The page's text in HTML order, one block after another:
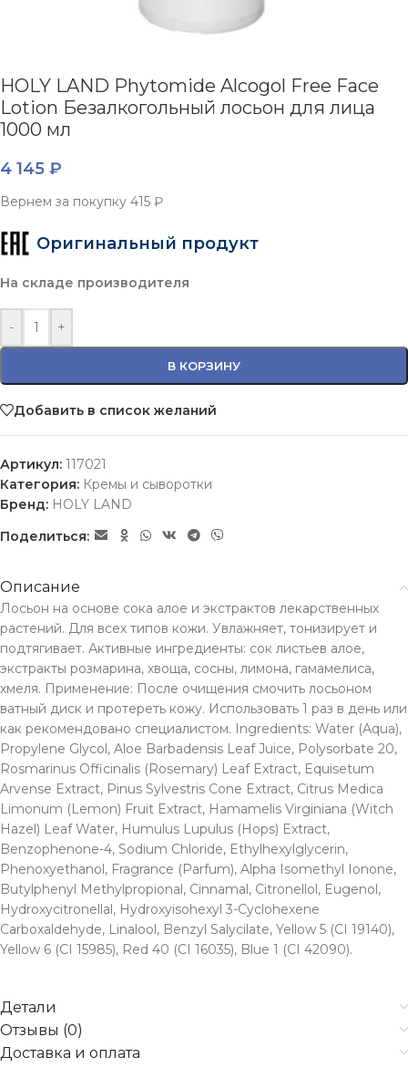
HOLY LAND Phytomide Alcogol Free Face
Lotion Безалкогольный лосьон для лица
1000 мл
4 145 ₽
Вернем за покупку 415 ₽
Оригинальный продукт
На складе производителя
- +
В КОРЗИНУ
Добавить в список желаний
Артикул: 117021
Категория: Кремы и сыворотки
Бренд: HOLY LAND
Поделиться:
Описание
Лосьон на основе сока алое и экстрактов лекарственных
растений. Для всех типов кожи. Увлажняет, тонизирует и
подтягивает. Активные ингредиенты: сок листьев алое,
экстракты розмарина, хвоща, сосны, лимона, гамамелиса,
хмеля. Применение: После очищения смочить лосьоном
ватный диск и протереть кожу. Использовать 1 раз в день или
как рекомендовано специалистом. Ingredients: Water (Aqua),
Propylene Glycol, Aloe Barbadensis Leaf Juice, Polysorbate 20,
Rosmarinus Officinalis (Rosemary) Leaf Extract, Equisetum
Arvense Extract, Pinus Sylvestris Cone Extract, Citrus Medica
Limonum (Lemon) Fruit Extract, Hamamelis Virginiana (Witch
Hazel) Leaf Water, Humulus Lupulus (Hops) Extract,
Benzophenone-4, Sodium Chloride, Ethylhexylglycerin,
Phenoxyethanol, Fragrance (Parfum), Alpha Isomethyl Ionone,
Butylphenyl Methylpropional, Cinnamal, Citronellol, Eugenol,
Hydroxycitronellal, Hydroxyisohexyl 3-Cyclohexene
Carboxaldehyde, Linalool, Benzyl Salycilate, Yellow 5 (CI 19140),
Yellow 6 (CI 15985), Red 40 (CI 16035), Blue 1 (CI 42090).
Детали
Отзывы (0)
Доставка и оплата